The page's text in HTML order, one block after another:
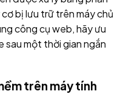
bị lưu trữ trên máy chủ
công cụ web, hãy ưu
sau một thời gian ngắn
trên máy tính